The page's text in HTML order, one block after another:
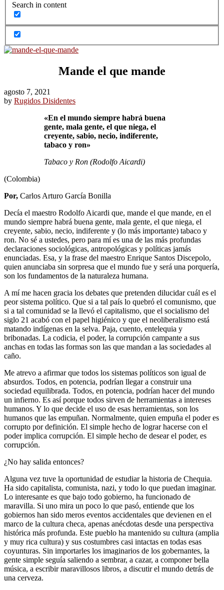
Search in content
Mande el que mande
agosto 7, 2021
by Rugidos Disidentes
«En el mundo siempre habrá buena
gente, mala gente, el que niega, el
creyente, sabio, necio, indiferente,
tabaco y ron»
Tabaco y Ron (Rodolfo Aicardi)
(Colombia)
Por, Carlos Arturo García Bonilla
Decía el maestro Rodolfo Aicardi que, mande el que mande, en el
mundo siempre habrá buena gente, mala gente, el que niega, el
creyente, sabio, necio, indiferente y (lo más importante) tabaco y
ron. No sé a ustedes, pero para mí es una de las más profundas
declaraciones sociológicas, antropológicas y políticas jamás
enunciadas. Esa, y la frase del maestro Enrique Santos Discepolo,
quien anunciaba sin sorpresa que el mundo fue y será una porquería,
son los fundamentos de la naturaleza humana.
A mí me hacen gracia los debates que pretenden dilucidar cuál es el
peor sistema político. Que si a tal país lo quebró el comunismo, que
si a tal comunidad se la llevó el capitalismo, que el socialismo del
siglo 21 acabó con el papel higiénico y que el neoliberalismo está
matando indígenas en la selva. Paja, cuento, entelequia y
bribonadas. La codicia, el poder, la corrupción campante a sus
anchas en todas las formas son las que mandan a las sociedades al
caño.
Me atrevo a afirmar que todos los sistemas políticos son igual de
absurdos. Todos, en potencia, podrían llegar a construir una
sociedad equilibrada. Todos, en potencia, podrían hacer del mundo
un infierno. Es así porque todos sirven de herramientas a intereses
humanos. Y lo que decide el uso de esas herramientas, son los
humanos que las empuñan. Normalmente, quien empuña el poder es
corrupto por definición. El simple hecho de lograr hacerse con el
poder implica corrupción. El simple hecho de desear el poder, es
corrupción.
¿No hay salida entonces?
Alguna vez tuve la oportunidad de estudiar la historia de Chequia.
Ha sido capitalista, comunista, nazi, y todo lo que puedan imaginar.
Lo interesante es que bajo todo gobierno, ha funcionado de
maravilla. Si uno mira un poco lo que pasó, entiende que los
gobiernos han sido meros eventos accidentales que devienen en el
marco de la cultura checa, apenas anécdotas desde una perspectiva
histórica más profunda. Este pueblo ha mantenido su cultura (amplia
y muy rica cultura) y sus costumbres casi intactas en todas esas
coyunturas. Sin importarles los imaginarios de los gobernantes, la
gente simple seguía saliendo a sembrar, a cazar, a componer bella
música, a escribir maravillosos libros, a discutir el mundo detrás de
una cerveza.